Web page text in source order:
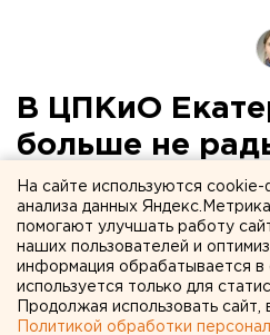
В ЦПКиО
больше не
не владеющим
языком
На сайте используются
анализа данных
помогают улучшать работу
наших пользователей и
информация обрабатывается в
используется только для
Продолжая использовать
Политикой обработки